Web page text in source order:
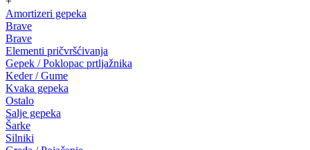
Amortizeri gepeka
Brave
Brave
Elementi pričvršćivanja
Gepek / Poklopac prtljažnika
Keder / Gume
Kvaka gepeka
Ostalo
Salje gepeka
Šarke
Silniki